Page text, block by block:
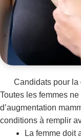
Candidats pour la
Toutes les femmes
d’augmentation
conditions à remplir
La femme doit